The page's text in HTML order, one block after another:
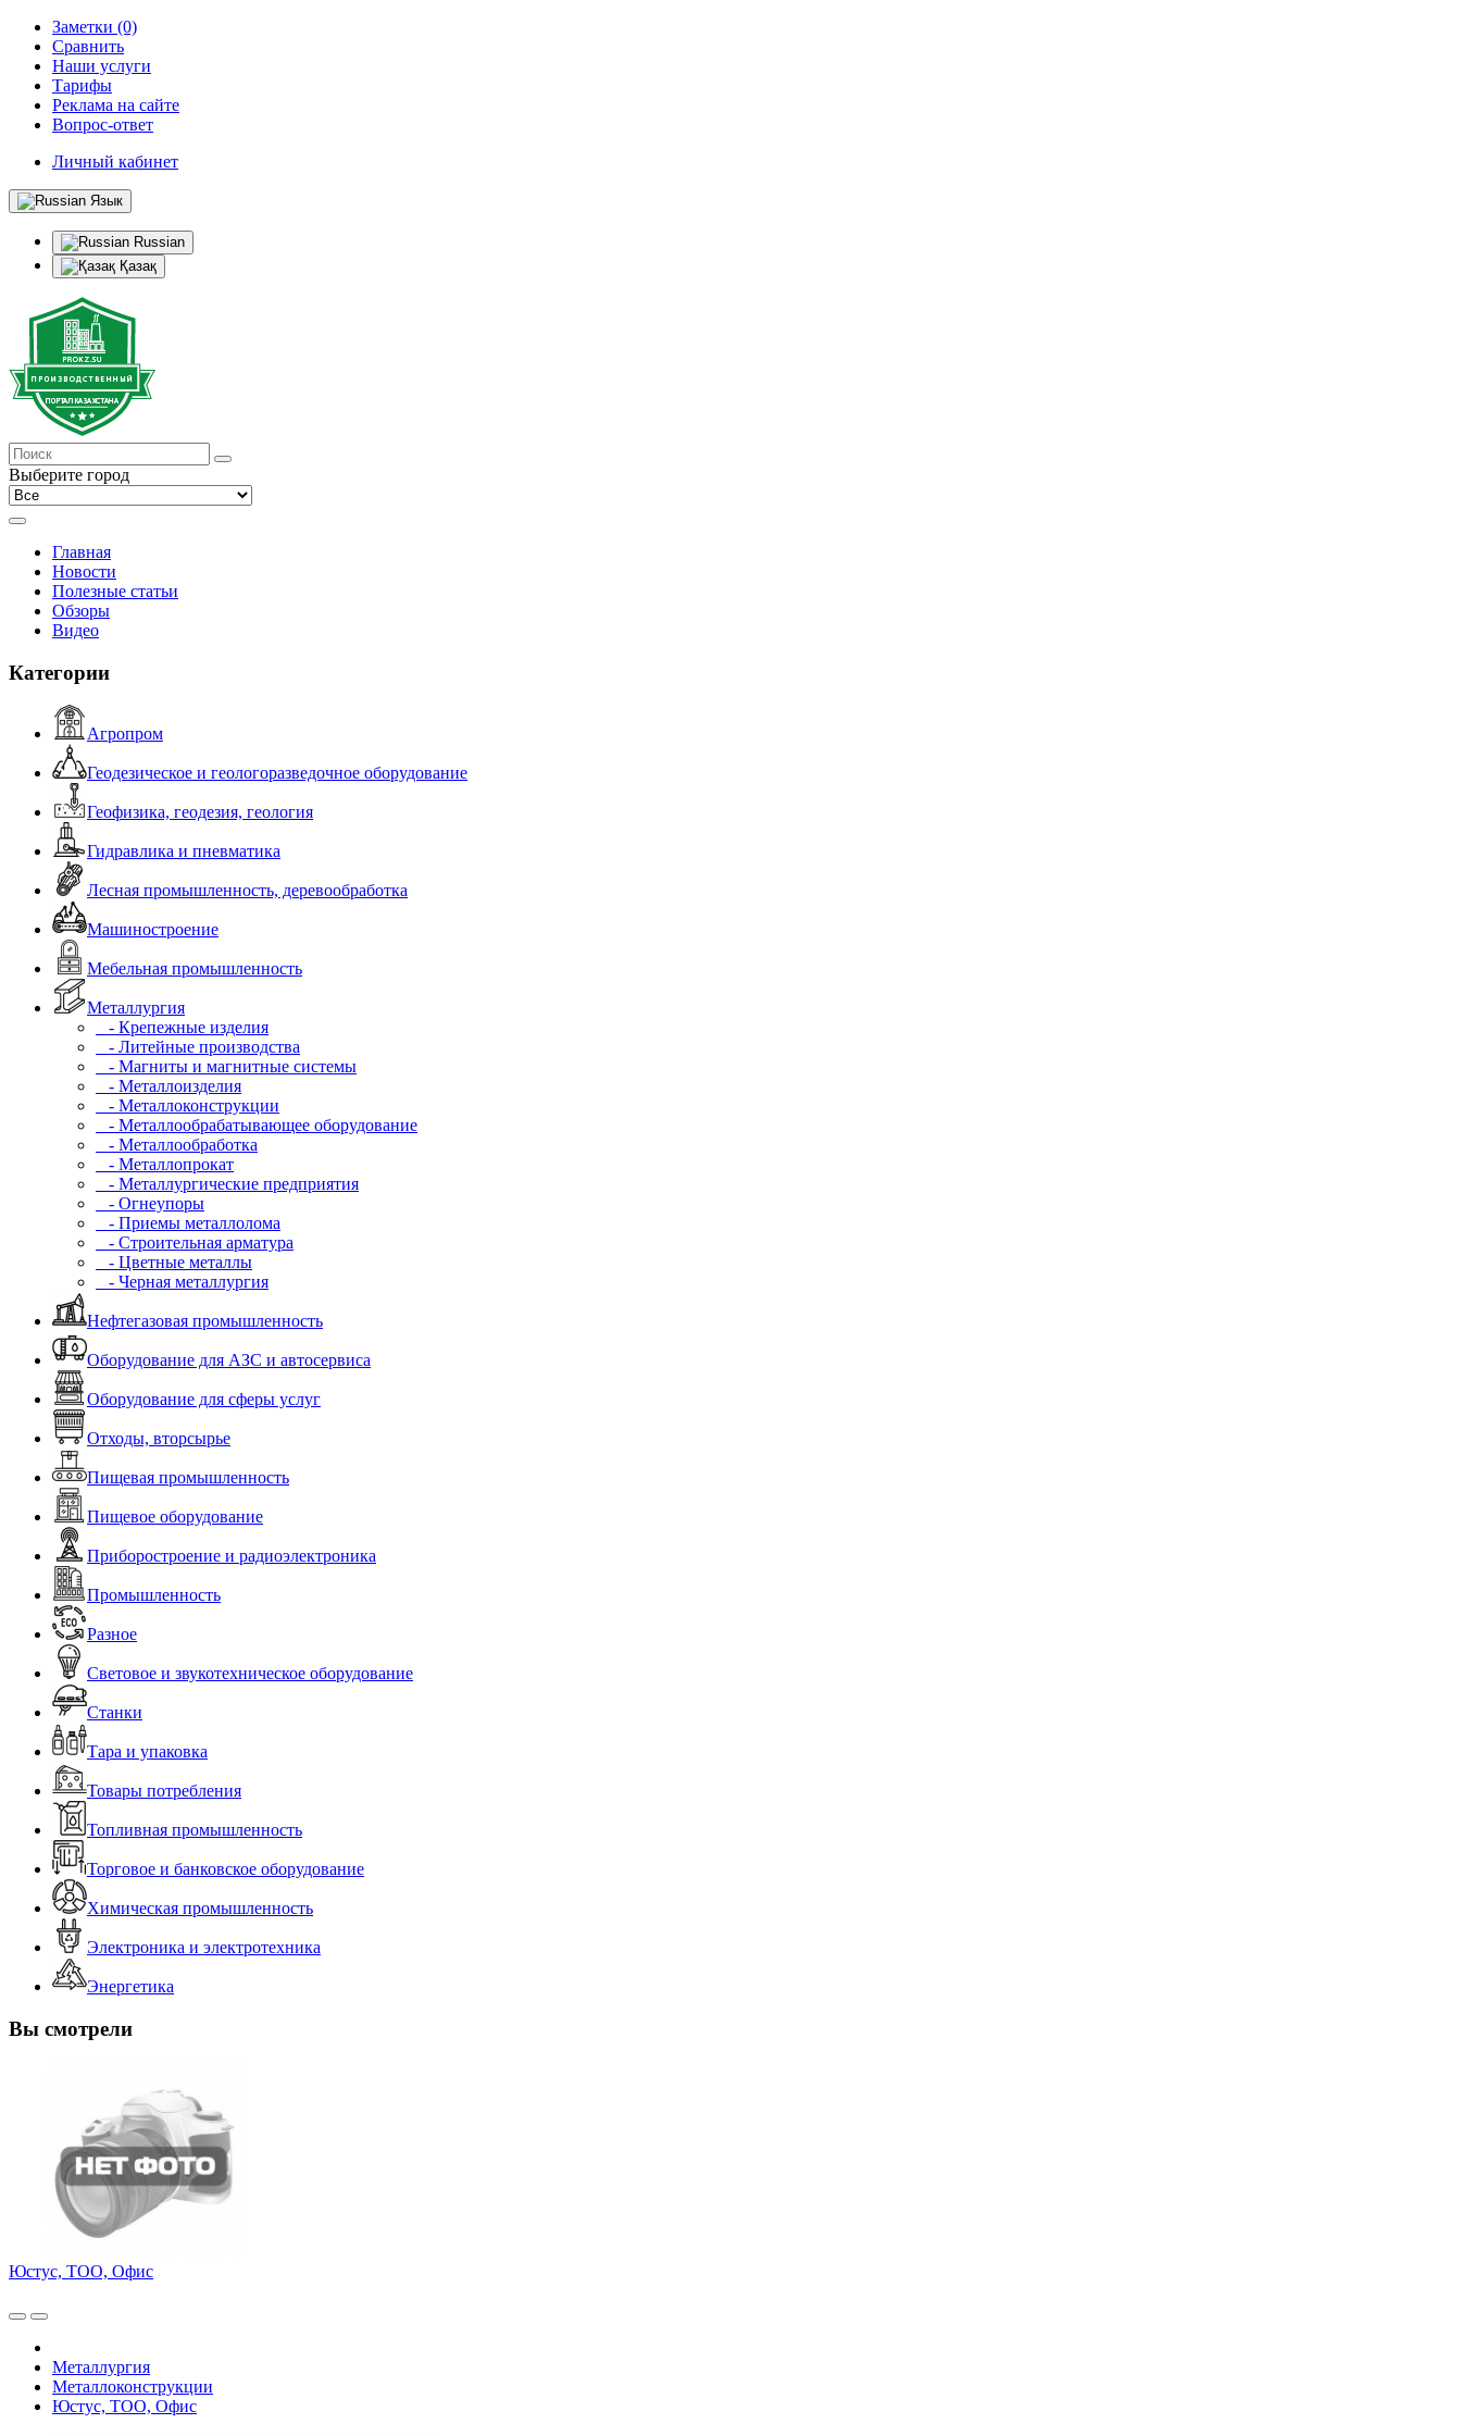
Заметки (0)
Сравнить
Наши услуги
Тарифы
Реклама на сайте
Вопрос-ответ
Личный кабинет
Язык
Russian
Қазақ
Выберите город
Главная
Новости
Полезные статьи
Обзоры
Видео
Категории
Агропром
Геодезическое и геологоразведочное оборудование
Геофизика, геодезия, геология
Гидравлика и пневматика
Лесная промышленность, деревообработка
Машиностроение
Мебельная промышленность
Металлургия
- Крепежные изделия
- Литейные производства
- Магниты и магнитные системы
- Металлоизделия
- Металлоконструкции
- Металлообрабатывающее оборудование
- Металлообработка
- Металлопрокат
- Металлургические предприятия
- Огнеупоры
- Приемы металлолома
- Строительная арматура
- Цветные металлы
- Черная металлургия
Нефтегазовая промышленность
Оборудование для АЗС и автосервиса
Оборудование для сферы услуг
Отходы, вторсырье
Пищевая промышленность
Пищевое оборудование
Приборостроение и радиоэлектроника
Промышленность
Разное
Световое и звукотехническое оборудование
Станки
Тара и упаковка
Товары потребления
Топливная промышленность
Торговое и банковское оборудование
Химическая промышленность
Электроника и электротехника
Энергетика
Вы смотрели
Юстус, ТОО, Офис
Металлургия
Металлоконструкции
Юстус, ТОО, Офис